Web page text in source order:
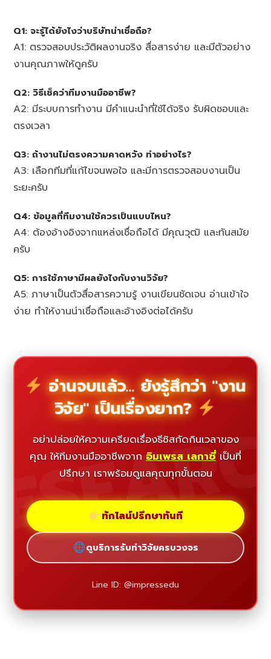
Q1: จะรู้ได้ยังไงว่าบริษัทน่าเชื่อถือ?
A1: ตรวจสอบประวัติผลงานจริง สื่อสารง่าย และมีตัวอย่าง
งานคุณภาพให้ดูครับ
Q2: วิธีเช็คว่าทีมงานมืออาชีพ?
A2: มีระบบการทำงาน มีคำแนะนำที่ใช้ได้จริง รับผิดชอบและ
ตรงเวลา
Q3: ถ้างานไม่ตรงความคาดหวัง ทำอย่างไร?
A3: เลือกทีมที่แก้ไขจนพอใจ และมีการตรวจสอบงานเป็น
ระยะครับ
Q4: ข้อมูลที่ทีมงานใช้ควรเป็นแบบไหน?
A4: ต้องอ้างอิงจากแหล่งเชื่อถือได้ มีคุณวุฒิ และทันสมัย
ครับ
Q5: การใช้ภาษามีผลยังไงกับงานวิจัย?
A5: ภาษาเป็นตัวสื่อสารความรู้ งานเขียนชัดเจน อ่านเข้าใจ
ง่าย ทำให้งานน่าเชื่อถือและอ้างอิงต่อได้ครับ
อ่านจบแล้ว... ยังรู้สึกว่า "งาน
วิจัย" เป็นเรื่องยาก?
อย่าปล่อยให้ความเครียดเรื่องธีซิสกัดกินเวลาของ
คุณ ให้ทีมงานมืออาชีพจาก อิมเพรส เลกาซี่ เป็นที่
ปรึกษา เราพร้อมดูแลคุณทุกขั้นตอน
ทักไลน์ปรึกษาทันที
ดูบริการรับทำวิจัยครบวงจร
Line ID: @impressedu